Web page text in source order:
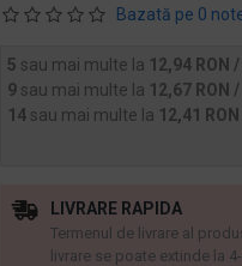
Bazată pe 0
5 sau mai multe la 12,94 RON
9 sau mai multe la 12,67 RON
14 sau mai multe la 12,41
LIVRARE RAPIDA
Termenul de livrare al
livrare se poate extinde la